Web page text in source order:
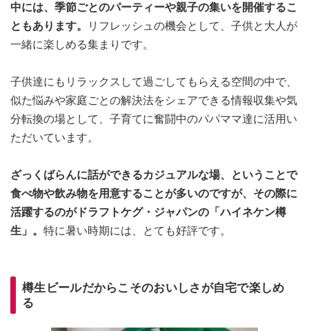
中には、季節ごとのパーティーや親子の集いを開催するこ
ともあります。
リフレッシュの機会として、子供と大人が
一緒に楽しめる集まりです。
子供達にもリラックスして過ごしてもらえる空間の中で、
似た悩みや家庭ごとの解決法をシェアできる情報収集や気
分転換の場として、子育てに奮闘中のパパママ達に活用い
ただいています。
ざっくばらんに話ができるカジュアルな場、ということで
食べ物や飲み物を用意することが多いのですが、その際に
活躍するのがドラフトケグ・ジャパンの「ハイネケン樽
生」。 特に暑い時期には、とても好評です。
樽生ビールだからこそのおいしさが自宅で楽しめ
る